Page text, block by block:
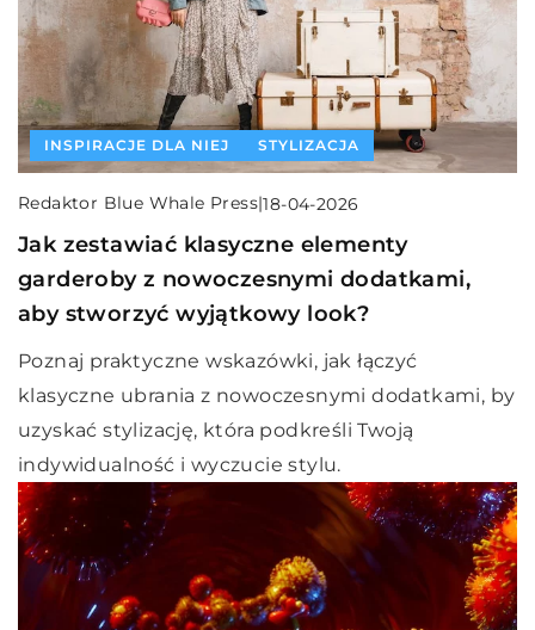
INSPIRACJE DLA NIEJ STYLIZACJA
Redaktor Blue Whale Press|18-04-2026
Jak zestawiać klasyczne elementy
garderoby z nowoczesnymi dodatkami,
aby stworzyć wyjątkowy look?
Poznaj praktyczne wskazówki, jak łączyć
klasyczne ubrania z nowoczesnymi dodatkami, by
uzyskać stylizację, która podkreśli Twoją
indywidualność i wyczucie stylu.